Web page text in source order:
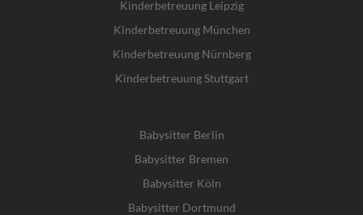
Kinderbetreuung Leipzig
Kinderbetreuung München
Kinderbetreuung Nürnberg
Kinderbetreuung Stuttgart
Babysitter Berlin
Babysitter Bremen
Babysitter Köln
Babysitter Dortmund